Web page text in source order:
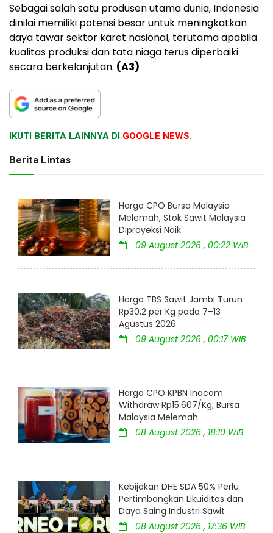
Sebagai salah satu produsen utama dunia, Indonesia
dinilai memiliki potensi besar untuk meningkatkan
daya tawar sektor karet nasional, terutama apabila
kualitas produksi dan tata niaga terus diperbaiki
secara berkelanjutan. (A3)
IKUTI BERITA LAINNYA DI GOOGLE NEWS.
Berita Lintas
Harga CPO Bursa Malaysia
Melemah, Stok Sawit Malaysia
Diproyeksi Naik
09 August 2026 , 00:22 WIB
Harga TBS Sawit Jambi Turun
Rp30,2 per Kg pada 7–13
Agustus 2026
09 August 2026 , 00:17 WIB
Harga CPO KPBN Inacom
Withdraw Rp15.607/Kg, Bursa
Malaysia Melemah
08 August 2026 , 18:10 WIB
Kebijakan DHE SDA 50% Perlu
Pertimbangkan Likuiditas dan
Daya Saing Industri Sawit
08 August 2026 , 17:36 WIB